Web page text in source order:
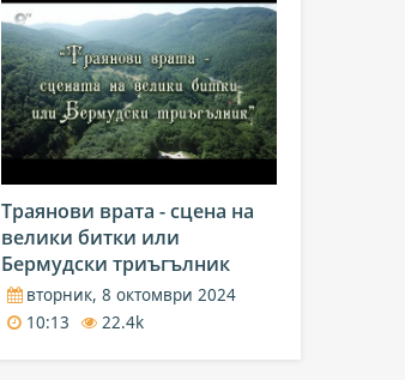
Траянови врата - сцена на
велики битки или
Бермудски триъгълник
вторник, 8 октомври 2024
10:13
22.4k